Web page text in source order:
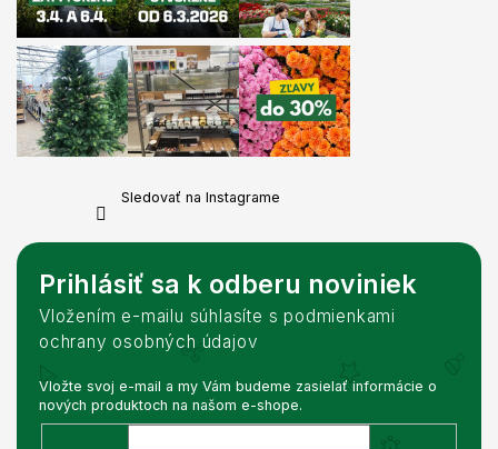
Sledovať na Instagrame
Prihlásiť sa k odberu noviniek
Vložením e-mailu súhlasíte s podmienkami
ochrany osobných údajov
Vložte svoj e-mail a my Vám budeme zasielať informácie o
nových produktoch na našom e-shope.